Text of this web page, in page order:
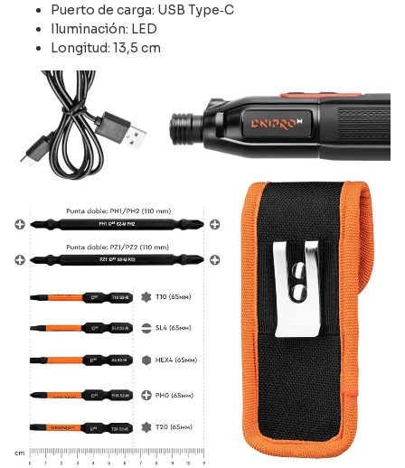
Puerto de carga: USB Type‑C
Iluminación: LED
Longitud: 13,5 cm